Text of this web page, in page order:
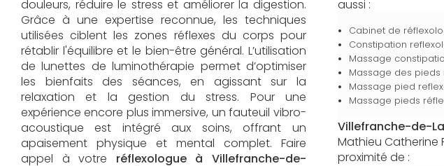
douleurs, réduire le stress et améliorer la digestion.
Grâce à une expertise reconnue, les techniques
utilisées ciblent les zones réflexes du corps pour
rétablir l'équilibre et le bien-être général. L’utilisation
de lunettes de luminothérapie permet d’optimiser
les bienfaits des séances, en agissant sur la
relaxation et la gestion du stress. Pour une
expérience encore plus immersive, un fauteuil vibro-
acoustique est intégré aux soins, offrant un
apaisement physique et mental complet. Faire
appel à votre réflexologue à Villefranche-de-
aussi :
Cabinet de
Constipation
Massage
Massage des pieds
Massage pied
Massage pieds
Villefranche-de-
Mathieu Catherine
proximité de :